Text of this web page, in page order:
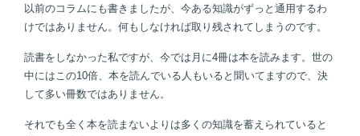
以前のコラムにも書きましたが、今ある知識がずっと通用するわ
けではありません。何もしなければ取り残されてしまうのです。
読書をしなかった私ですが、今では月に4冊は本を読みます。世の
中にはこの10倍、本を読んでいる人もいると聞いてますので、決
して多い冊数ではありません。
それでも全く本を読まないよりは多くの知識を蓄えられていると